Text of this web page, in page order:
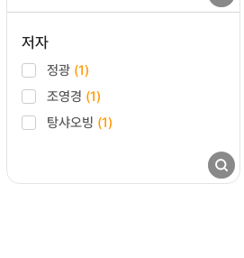
저자
정광 (1)
조영경 (1)
탕샤오빙 (1)